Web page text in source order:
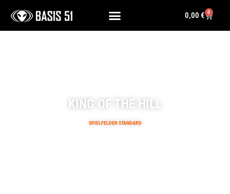
0,00 € 0
KING OF THE HILL
SPIELFELDER STANDARD